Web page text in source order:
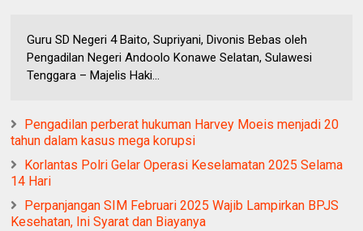
Guru SD Negeri 4 Baito, Supriyani, Divonis Bebas oleh
Pengadilan Negeri Andoolo Konawe Selatan, Sulawesi
Tenggara – Majelis Haki...
Pengadilan perberat hukuman Harvey Moeis menjadi 20
tahun dalam kasus mega korupsi
Korlantas Polri Gelar Operasi Keselamatan 2025 Selama
14 Hari
Perpanjangan SIM Februari 2025 Wajib Lampirkan BPJS
Kesehatan, Ini Syarat dan Biayanya